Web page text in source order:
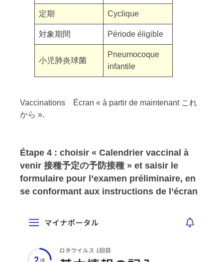
定期 Cyclique
対象期間 Période éligible
小児肺炎球菌
Pneumocoque
infantile
Vaccinations Écran « à partir de maintenant これ
から ».
Étape 4 : choisir « Calendrier vaccinal à
venir 接種予定の予防接種 » et saisir le
formulaire pour l’examen préliminaire, en
se conformant aux instructions de l’écran